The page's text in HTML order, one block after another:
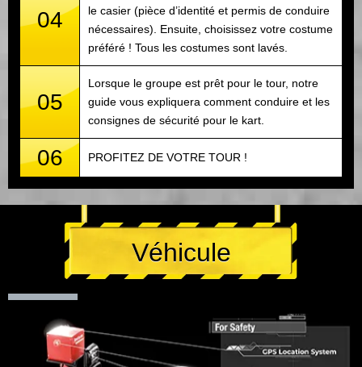
04
le casier (pièce d’identité et permis de conduire
nécessaires). Ensuite, choisissez votre costume
préféré ! Tous les costumes sont lavés.
05
Lorsque le groupe est prêt pour le tour, notre
guide vous expliquera comment conduire et les
consignes de sécurité pour le kart.
06 PROFITEZ DE VOTRE TOUR !
Véhicule